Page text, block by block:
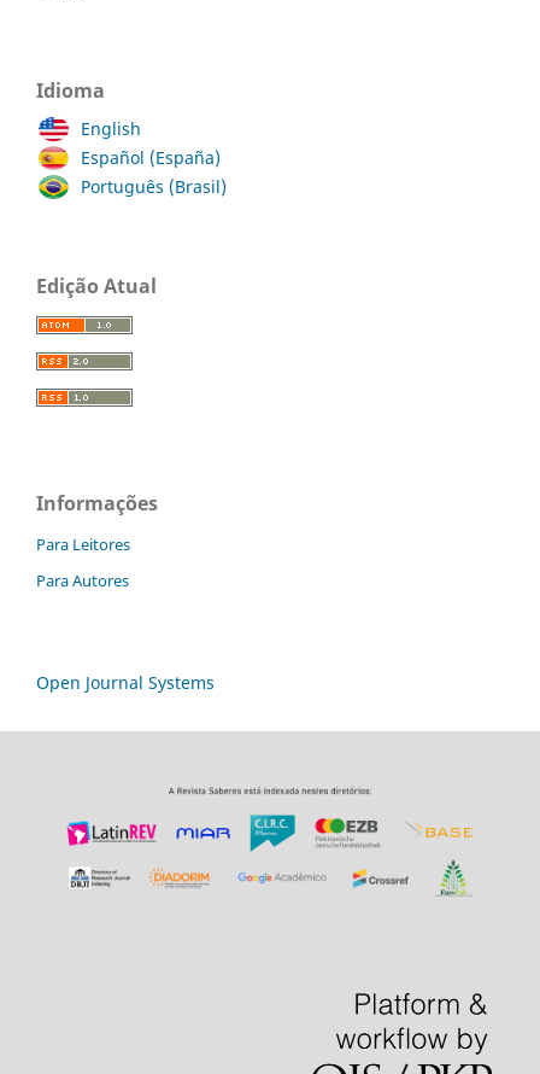
Idioma
English
Español (España)
Português (Brasil)
Edição Atual
Informações
Para Leitores
Para Autores
Open Journal Systems